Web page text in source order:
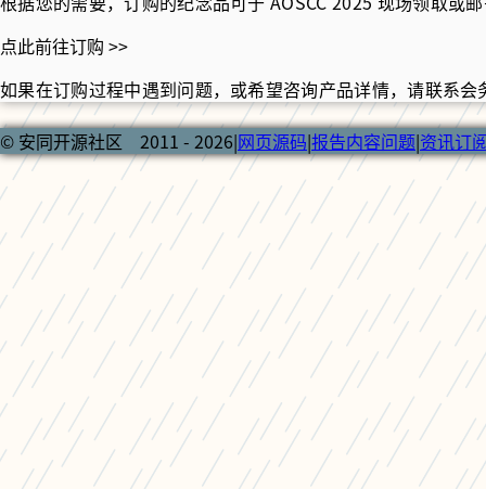
点此前往订购 >>
如果在订购过程中遇到问题，或希望咨询产品详情，请联系会
© 安同开源社区 2011 - 2026|网页源码|报告内容问题|资讯订